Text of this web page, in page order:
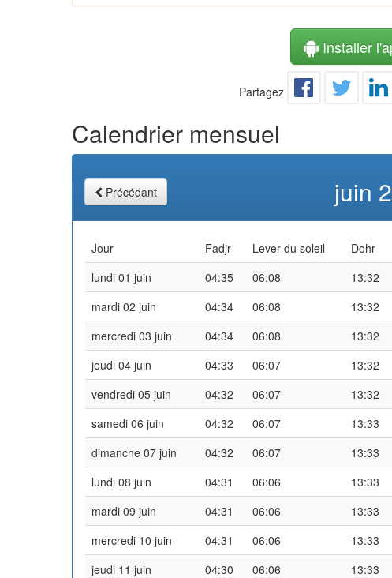
Installer
Partagez
Calendrier mensuel
Précédant juin
Jour Fadjr Lever du soleil Dohr
lundi 01 juin
04:35 06:08 13:32
mardi 02 juin
04:34 06:08 13:32
mercredi 03 juin
04:34 06:08 13:32
jeudi 04 juin
04:33 06:07 13:32
vendredi 05 juin
04:32 06:07 13:32
samedi 06 juin
04:32 06:07 13:33
dimanche 07 juin
04:32 06:07 13:33
lundi 08 juin
04:31 06:06 13:33
mardi 09 juin
04:31 06:06 13:33
mercredi 10 juin
04:31 06:06 13:33
jeudi 11 juin
04:30 06:06 13:33